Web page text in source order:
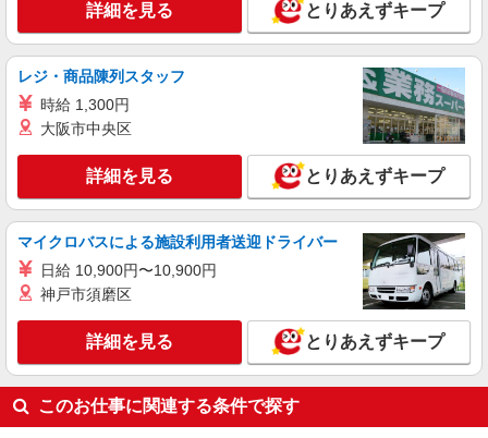
高校生時給1250円 ■特別手当 早朝手当（5:00〜
8:00）時給＋100円
神奈川県横浜市戸塚区名瀬町766-1
キープ 詳細を見る
アルバイト パート
株式会社HITOWA フードサービスカンパニー
福祉施設での調理補助【アルバイト・パート】
時給1,225円 ※経験によりスタート時給は変動
り時給を見直します。 ※アルバイト賞与（寸
志）：あり 年2回。勤続年数により金額UP。
シニアフォレスト横浜戸塚 （神奈川県横浜市
戸塚区俣野町461）
キープ 詳細を見る
アルバイト パート
すき家 戸塚駅西口店
すき家の店舗スタッフ（接客・調理・清掃な
詳細を見る とりあえずキープ
レジ・商品陳列スタッフ
時給 1,300円
大阪市中央区
詳細を見る とりあえずキープ
マイクロバスによる施設利用者送迎ドライバー
日給 10,900円〜10,900円
神戸市須磨区
詳細を見る とりあえずキープ
このお仕事に関連する条件で探す